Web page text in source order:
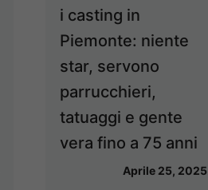
i casting in
Piemonte: niente
star, servono
parrucchieri,
tatuaggi e gente
vera fino a 75 anni
Aprile 25, 2025